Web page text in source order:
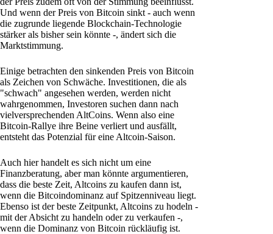
Und wenn der Preis von Bitcoin sinkt - auch wenn
die zugrunde liegende Blockchain-Technologie
stärker als bisher sein könnte -, ändert sich die
Marktstimmung.
Einige betrachten den sinkenden Preis von Bitcoin
als Zeichen von Schwäche. Investitionen, die als
"schwach" angesehen werden, werden nicht
wahrgenommen, Investoren suchen dann nach
vielversprechenden AltCoins. Wenn also eine
Bitcoin-Rallye ihre Beine verliert und ausfällt,
entsteht das Potenzial für eine Altcoin-Saison.
Auch hier handelt es sich nicht um eine
Finanzberatung, aber man könnte argumentieren,
dass die beste Zeit, Altcoins zu kaufen dann ist,
wenn die Bitcoindominanz auf Spitzenniveau liegt.
Ebenso ist der beste Zeitpunkt, Altcoins zu hodeln -
mit der Absicht zu handeln oder zu verkaufen -,
wenn die Dominanz von Bitcoin rückläufig ist.